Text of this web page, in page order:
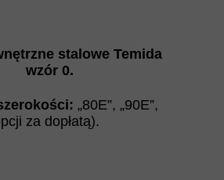
stalowe Temida
wzór 0.
„80E”, „90E”,
za dopłatą).